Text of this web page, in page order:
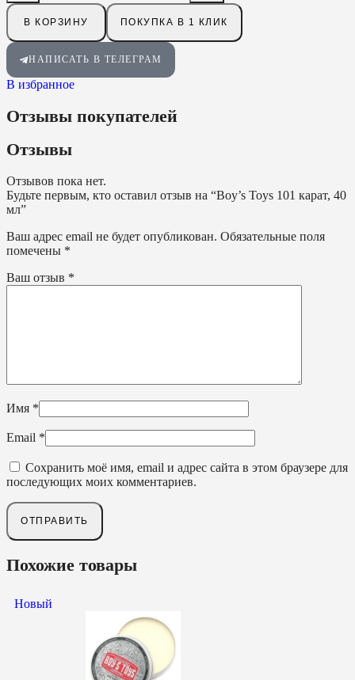
В КОРЗИНУ ПОКУПКА В 1 КЛИК
НАПИСАТЬ В ТЕЛЕГРАМ
В избранное
Отзывы покупателей
Отзывы
Отзывов пока нет.
Будьте первым, кто оставил отзыв на “Boy’s Toys 101 карат, 40
мл”
Ваш адрес email не будет опубликован. Обязательные поля
помечены *
Ваш отзыв *
Имя *
Email *
Сохранить моё имя, email и адрес сайта в этом браузере для
последующих моих комментариев.
Похожие товары
Новый